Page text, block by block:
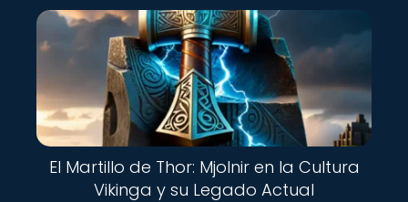
El Martillo de Thor: Mjolnir en la Cultura
Vikinga y su Legado Actual